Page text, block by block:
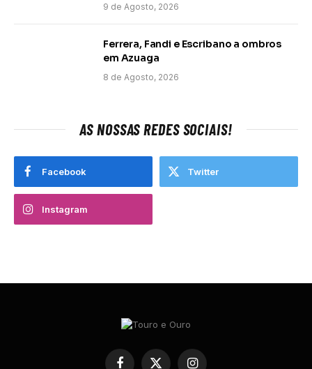
9 de Agosto, 2026
Ferrera, Fandi e Escribano a ombros
em Azuaga
8 de Agosto, 2026
AS NOSSAS REDES SOCIAIS!
Facebook Twitter
Instagram